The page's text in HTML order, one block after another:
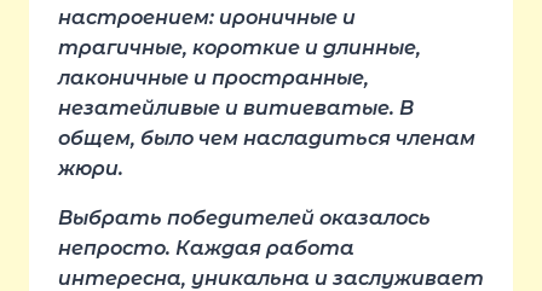
настроением: ироничные и
трагичные, короткие и длинные,
лаконичные и пространные,
незатейливые и витиеватые. В
общем, было чем насладиться членам
жюри.
Выбрать победителей оказалось
непросто. Каждая работа
интересна, уникальна и заслуживает